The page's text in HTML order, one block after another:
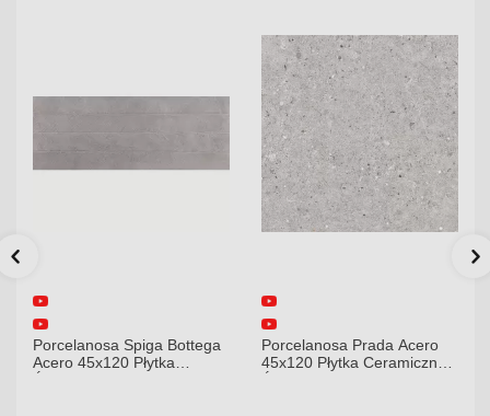
Porcelanosa Spiga Bottega
Acero 45x120 Płytka
Porcelanosa Prada Acero
45x120 Płytka Ceramiczna